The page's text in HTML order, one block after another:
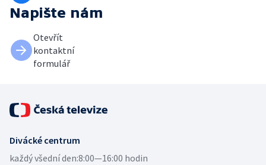
Napište nám
Otevřít
kontaktní
formulář
Divácké centrum
každý všední den:8:00—16:00 hodin